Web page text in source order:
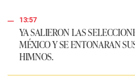
13:57
YA SALIERON LAS
MÉXICO Y SE ENTONARAN
HIMNOS.